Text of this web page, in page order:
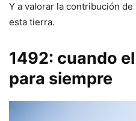
Y a valorar la contribución
esta tierra.
1492: cuando
para siempre